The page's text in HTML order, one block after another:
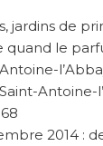
jardins de
quand le
Antoine-
2014 :